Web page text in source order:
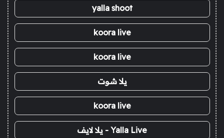
yalla shoot
koora live
koora live
يلا شوت
koora live
Yalla Live - يلا لايف